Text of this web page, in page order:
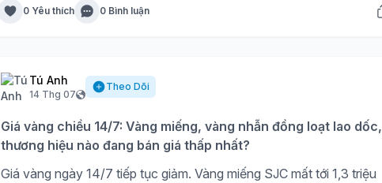
0 Yêu thích 0 Bình luận
Tú Anh
14 Thg 07
Theo Dõi
Giá vàng chiều 14/7: Vàng miếng, vàng nhẫn đồng loạt lao dốc,
thương hiệu nào đang bán giá thấp nhất?
Giá vàng ngày 14/7 tiếp tục giảm. Vàng miếng SJC mất tới 1,3 triệu